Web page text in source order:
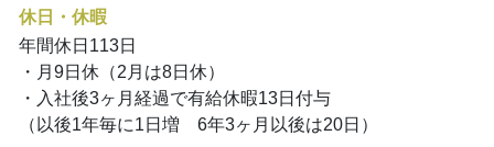
休日・休暇
年間休日113日
・月9日休（2月は8日休）
・入社後3ヶ月経過で有給休暇13日付与
（以後1年毎に1日増 6年3ヶ月以後は20日）